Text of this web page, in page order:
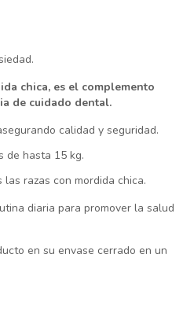
chica, es el complemento
de cuidado dental.
calidad y seguridad.
de hasta 15 kg.
razas con mordida chica.
diaria para promover la salud
en su envase cerrado en un